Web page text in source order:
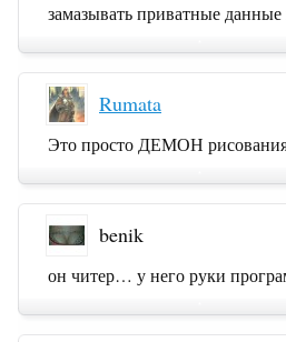
замазывать приватные
Rumata
Это просто ДЕМОН
benik
он читер… у него руки